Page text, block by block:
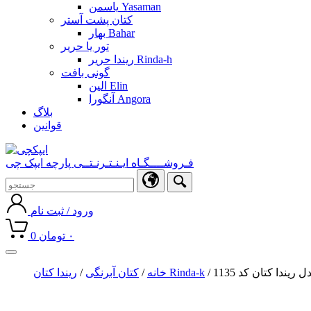
یاسمن Yasaman
کتان پشت آستر
بهار Bahar
تور یا حریر
ریندا حریر Rinda-h
گونی بافت
الین Elin
آنگورا Angora
بلاگ
قوانین
فـروشــــگـاه ایـنـتـرنـتــی پارچه ایپک چی
ورود / ثبت نام
0 ۰ تومان
Toggle
navigation
خانه / کتان آبرنگی / ریندا کتان Rinda-k ریندا کتان کد 1135